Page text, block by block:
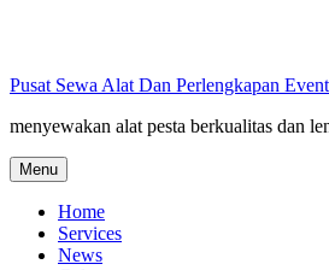
Pusat Sewa Alat Dan Perlengkapan
menyewakan alat pesta berkualitas dan
Menu
Home
Services
News